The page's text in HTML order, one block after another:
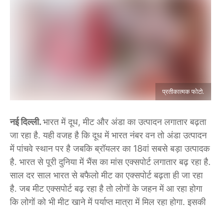
प्रतीकात्मक फोटो.
नई दिल्ली.भारत में दूध, मीट और अंडा का उत्पादन लगातार बढ़ता
जा रहा है. यही वजह है कि दूध में भारत नंबर वन तो अंडा उत्पादन
में पांचवे स्थान पर है जबकि ब्रॉयलर का 18वां सबसे बड़ा उत्पादक
है. भारत से पूरी दुनिया में भैंस का मांस एक्सपोर्ट लगातार बढ़ रहा है.
साल दर साल भारत से बफैलो मीट का एक्सपोर्ट बढ़ता ही जा रहा
है. जब मीट एक्सपोर्ट बढ़ रहा है तो लोगों के जहन में आ रहा होगा
कि लोगों को भी मीट खाने में पर्याप्त मात्रा में मिल रहा होगा. इसकी